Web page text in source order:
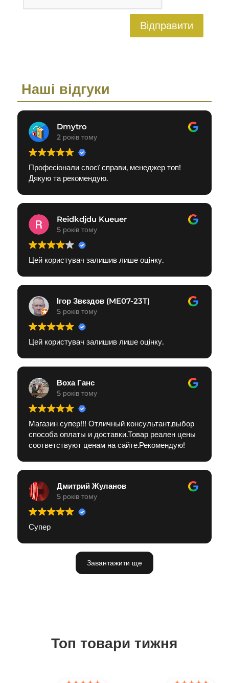
Відправити
Наші відгуки
Dmytro
2 років тому
Професіонали своєї справи, менеджер топ!
Дякую та рекомендую.
Reidkdjdu Kueuer
5 років тому
Цей користувач залишив лише оцінку.
Ігор Звєздов (ME07-23T)
5 років тому
Цей користувач залишив лише оцінку.
Воха Ганс
5 років тому
Магазин супер!!! Отличный консультант,выбор
способа оплаты и доставки.Товар реален цены
соответствуют ценам на сайте.Рекомендую!
Дмитрий Жуланов
5 років тому
Супер
Завантажити ще
Топ товари тижня